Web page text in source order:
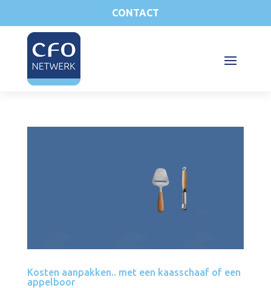
CONTACT
Kosten aanpakken.. met een kaasschaaf of een
appelboor